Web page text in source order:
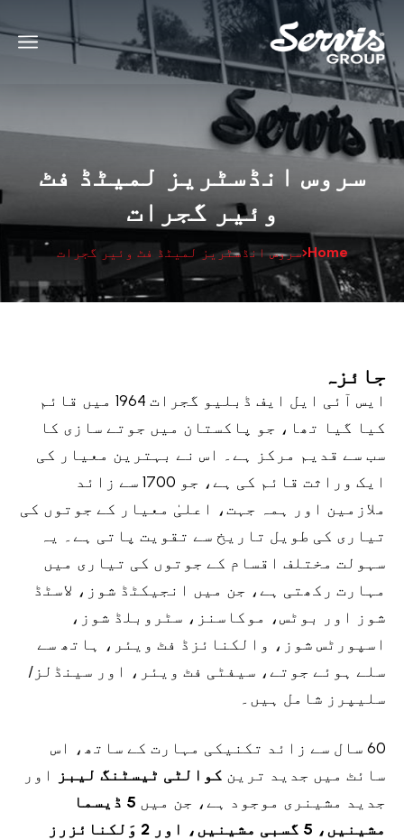
سروس انڈسٹریز لمیٹڈ فٹ
وئیر گجرات
Home سروس انڈسٹریز لمیٹڈ فٹ وئیر گجرات
جائزہ
ایس آئی ایل ایف ڈبلیو گجرات 1964 میں قائم
کیا گیا تھا، جو پاکستان میں جوتے سازی کا
سب سے قدیم مرکز ہے۔ اس نے بہترین معیار کی
ایک وراثت قائم کی ہے، جو 1700 سے زائد
ملازمین اور ہمہ جہت، اعلیٰ معیار کے جوتوں کی
تیاری کی طویل تاریخ سے تقویت پاتی ہے۔ یہ
سہولت مختلف اقسام کے جوتوں کی تیاری میں
مہارت رکھتی ہے، جن میں انجیکٹڈ شوز، لاسٹڈ
شوز اور بوٹس، موکاسنز، سٹروبلڈ شوز،
اسپورٹس شوز، والکنائزڈ فٹ ویئر، ہاتھ سے
سلے ہوئے جوتے، سیفٹی فٹ ویئر، اور سینڈلز/
سلیپرز شامل ہیں۔
60 سال سے زائد تکنیکی مہارت کے ساتھ، اس
سائٹ میں جدید ترین کوالٹی ٹیسٹنگ لیبز
اور
جدید مشینری موجود ہے، جن میں
5 ڈیسما
مشینیں، 5 گسبی مشینیں، اور 2 وَلکنائزرز